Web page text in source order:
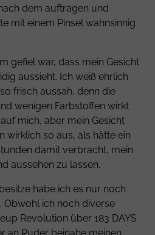
dem auftragen und
mit einem Pinsel wahnsinnig
gefiel war, dass mein Gesicht
aussieht. Ich weiß ehrlich
frisch aussah, denn die
wenigen Farbstoffen wirkt
mich, aber mein Gesicht
wirklich so aus, als hätte ein
damit verbracht, mein
aussehen zu lassen.
habe ich es nur noch
Obwohl ich noch diverse
Revolution über 183 DAYS